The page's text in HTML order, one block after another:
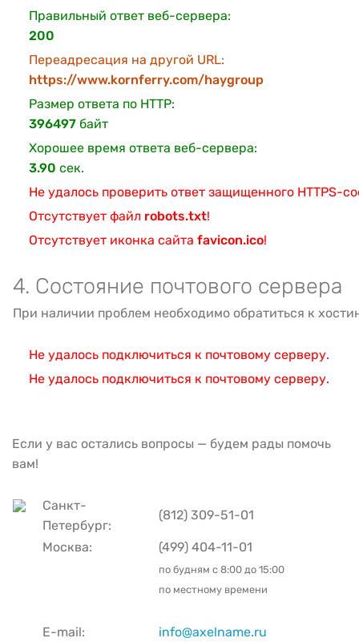
Правильный ответ веб-сервера:
200
Переадресация на другой URL:
https://www.kornferry.com/haygroup
Размер ответа по HTTP:
396497 байт
Хорошее время ответа веб-сервера:
3.90 сек.
Не удалось проверить ответ защищенного HTTPS-
Отсутствует файл robots.txt!
Отсутствует иконка сайта favicon.ico!
4. Состояние почтового сервера
При наличии проблем необходимо обратиться к
Не удалось подключиться к почтовому серверу.
Не удалось подключиться к почтовому серверу.
Если у вас остались вопросы — будем рады помочь
вам!
Санкт-
Петербург:
(812) 309-51-01
Москва: (499) 404-11-01
по будням с 8:00 до 15:00
по местному времени
E-mail:
info@axelname.ru